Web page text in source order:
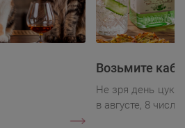
Возьмите
Не зря день
в августе, 8 числа.